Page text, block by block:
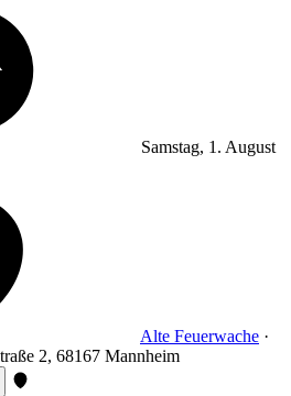
Samstag, 1. August
Alte Feuerwache ·
2, 68167 Mannheim